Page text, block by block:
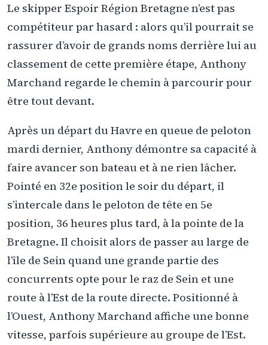
Le skipper Espoir Région Bretagne n’est pas
compétiteur par hasard : alors qu’il pourrait se
rassurer d’avoir de grands noms derrière lui au
classement de cette première étape, Anthony
Marchand regarde le chemin à parcourir pour
être tout devant.
Après un départ du Havre en queue de peloton
mardi dernier, Anthony démontre sa capacité à
faire avancer son bateau et à ne rien lâcher.
Pointé en 32e position le soir du départ, il
s’intercale dans le peloton de tête en 5e
position, 36 heures plus tard, à la pointe de la
Bretagne. Il choisit alors de passer au large de
l’île de Sein quand une grande partie des
concurrents opte pour le raz de Sein et une
route à l’Est de la route directe. Positionné à
l’Ouest, Anthony Marchand affiche une bonne
vitesse, parfois supérieure au groupe de l’Est.